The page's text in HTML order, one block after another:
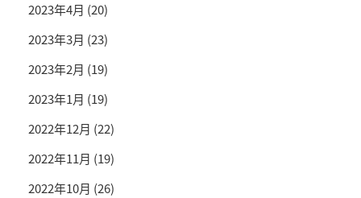
2023年4月 (20)
2023年3月 (23)
2023年2月 (19)
2023年1月 (19)
2022年12月 (22)
2022年11月 (19)
2022年10月 (26)